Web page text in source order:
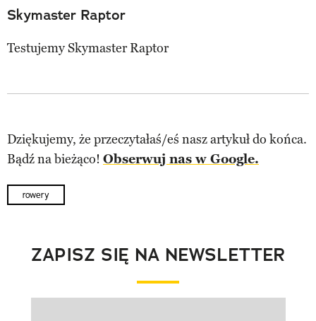
Skymaster Raptor
Testujemy Skymaster Raptor
Dziękujemy, że przeczytałaś/eś nasz artykuł do końca.
Bądź na bieżąco! Obserwuj nas w Google.
rowery
ZAPISZ SIĘ NA NEWSLETTER